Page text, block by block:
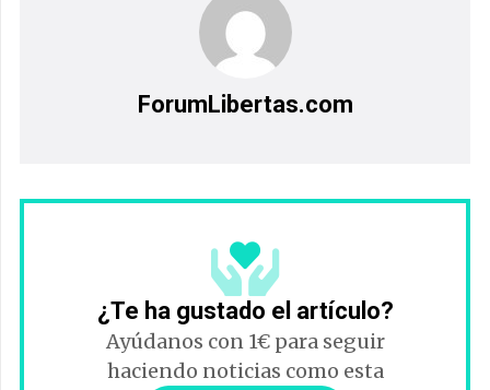
ForumLibertas.com
¿Te ha gustado el artículo?
Ayúdanos con 1€ para seguir
haciendo noticias como esta